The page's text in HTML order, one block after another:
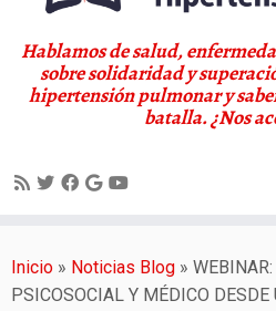
contenido
Hablamos de salud,
sobre solidaridad y
hipertensión pulmonar y
batalla. ¿Nos
Inicio » Noticias Blog »
PSICOSOCIAL Y MÉDICO